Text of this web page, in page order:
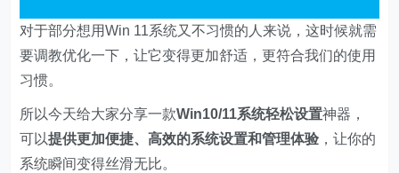
对于部分想用Win 11系统又不习惯的人来说，这时候就需
要调教优化一下，让它变得更加舒适，更符合我们的使用
习惯。
所以今天给大家分享一款Win10/11系统轻松设置神器，
可以提供更加便捷、高效的系统设置和管理体验 ，让你的
系统瞬间变得丝滑无比。